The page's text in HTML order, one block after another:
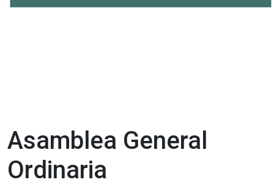
Asamblea General
Ordinaria